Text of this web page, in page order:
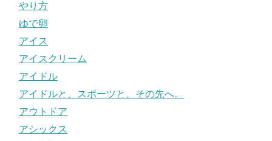
やり方
ゆで卵
アイス
アイスクリーム
アイドル
アイドルと、スポーツと、その先へ。
アウトドア
アシックス